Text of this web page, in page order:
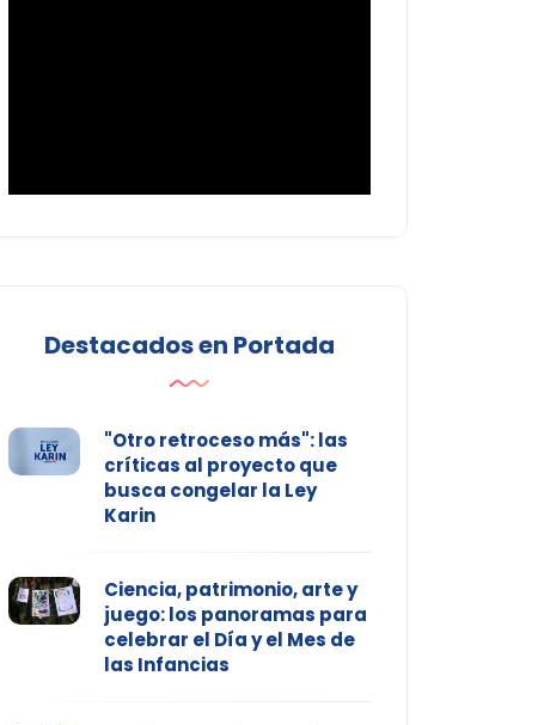
Destacados en Portada
"Otro retroceso más": las
críticas al proyecto que
busca congelar la Ley
Karin
Ciencia, patrimonio, arte y
juego: los panoramas para
celebrar el Día y el Mes de
las Infancias